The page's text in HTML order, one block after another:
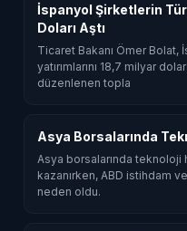
İspanyol Şirketlerin
Doları Aştı
Ticaret Bakanı Ömer
yatırımlarını 18,7 milyar
düzenlenen topla
Asya Borsalarında
Asya borsalarında teknoloji
kazanırken, ABD istihdam
neden oldu.